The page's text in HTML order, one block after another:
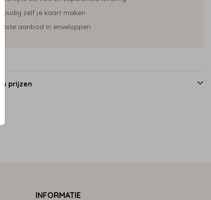
zelf je kaart maken
aanbod in enveloppen
prijzen
INFORMATIE